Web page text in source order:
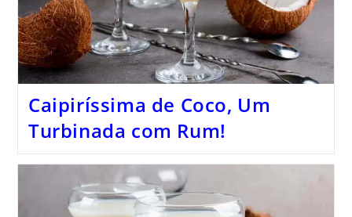
Caipiríssima de Coco, Um
Turbinada com Rum!